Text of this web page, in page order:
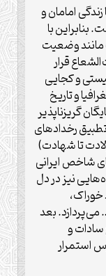
امامان و
با
وضعیت
قرار
و کجایی
و تاریخ
گریزناپذیر
در ۱۲ فصل به تطبیق رخدادهای
تا شهادت)
شاخص ایرانی
نیز در دل
بعد
سادات و
استمرار